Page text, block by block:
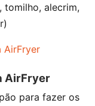
tomilho, alecrim,
AirFryer
AirFryer
para fazer os